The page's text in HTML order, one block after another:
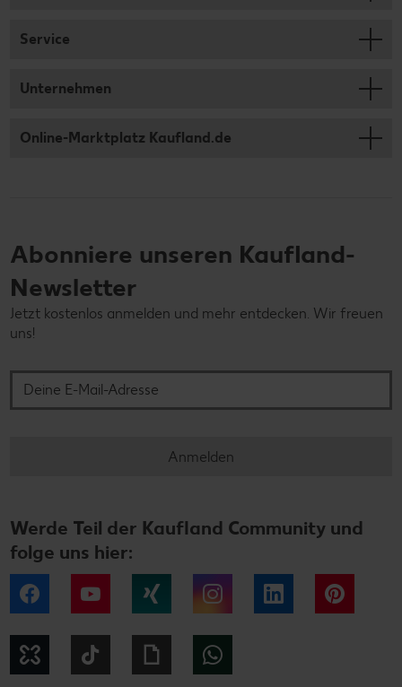
Service
Unternehmen
Online-Marktplatz Kaufland.de
Abonniere unseren Kaufland-
Newsletter
Jetzt kostenlos anmelden und mehr entdecken. Wir freuen
uns!
Anmelden
Werde Teil der Kaufland Community und
folge uns hier:
Facebook YouTube Instagram LinkedIn
Kununu Giphy